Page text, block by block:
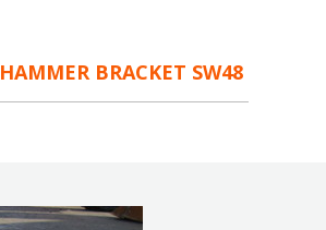
HAMMER BRACKET SW48